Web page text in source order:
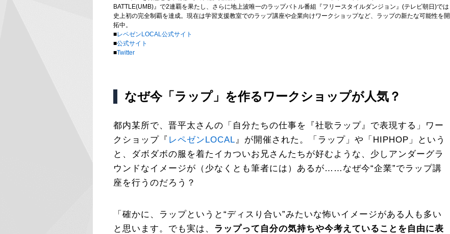
BATTLE(UMB)』で2連覇を果たし、さらに地上波唯一のラップバトル番組『フリースタイルダンジョン』(テレビ朝日)では
史上初の完全制覇を達成。現在は学習支援教室でのラップ講座や企業向けワークショップなど、ラップの新たな可能性を開
拓中。
■レペゼンLOCAL公式サイト
■公式サイト
■Twitter
なぜ今「ラップ」を作るワークショップが人気？
都内某所で、晋平太さんの「自分たちの仕事を『社歌ラップ』で表現する」ワー
クショップ『 レペゼンLOCAL』が開催された。「ラップ」や「HIPHOP」という
と、ダボダボの服を着たイカついお兄さんたちが好むような、少しアンダーグラ
ウンドなイメージが（少なくとも筆者には）あるが……なぜ今“企業”でラップ講
座を行うのだろう？
「確かに、ラップというと“ディスり合い”みたいな怖いイメージがある人も多い
と思います。でも実は、 ラップって自分の気持ちや今考えていることを自由に表